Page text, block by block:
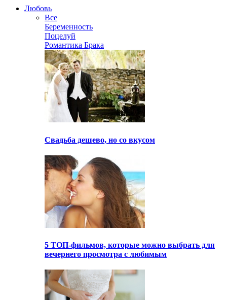
Любовь
Все
Беременность
Поцелуй
Романтика Брака
Свадьба дешево, но со вкусом
5 ТОП-фильмов, которые можно выбрать для
вечернего просмотра с любимым